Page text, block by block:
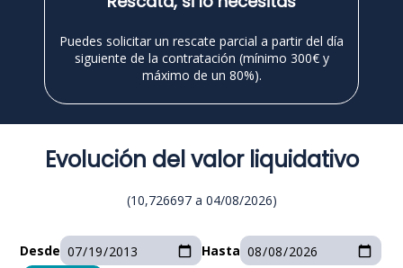
Puedes solicitar un rescate parcial a partir del día
siguiente de la contratación (mínimo 300€ y
máximo de un 80%).
Evolución del valor liquidativo
(10,726697a 04/08/2026)
Desde Hasta